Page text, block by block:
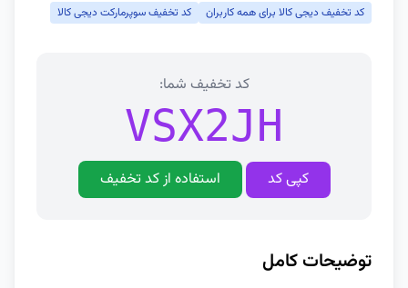
کد تخفیف دیجی کالا برای همه کاربران کد تخفیف سوپرمارکت دیجی کالا
کد تخفیف شما:
VSX2JH
کپی کد استفاده از کد تخفیف
توضیحات کامل